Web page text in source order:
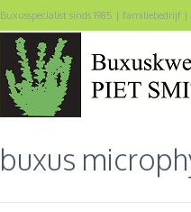
Buxusspecialist sinds 1985 | familiebedrijf
buxus